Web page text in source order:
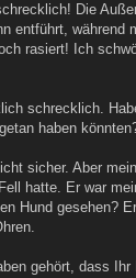
Die
entführt, während
rasiert! Ich
schrecklich.
haben
sicher. Aber
hatte. Er war
Hund gesehen?
gehört, dass